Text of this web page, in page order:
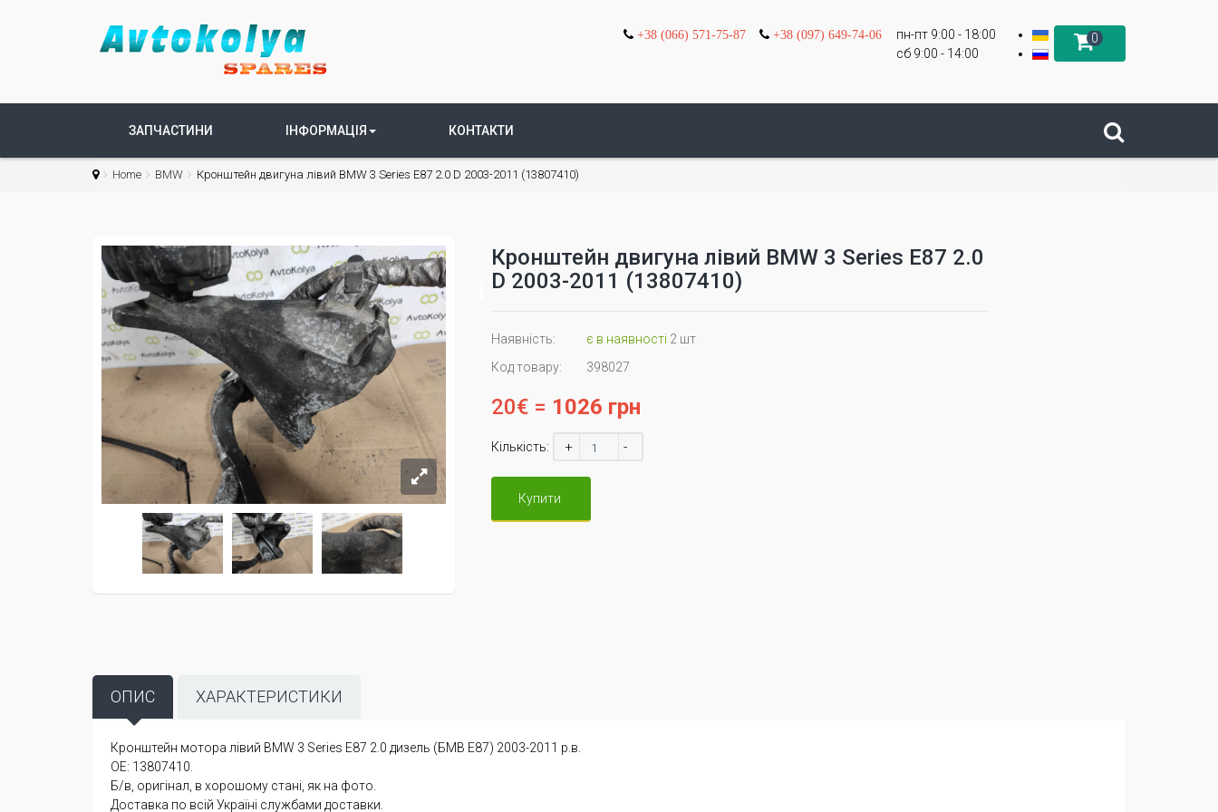
+38 (066) 571-75-87 +38 (097) 649-74-06
пн-пт 9:00 - 18:00
сб 9:00 - 14:00
0
ЗАПЧАСТИНИ ІНФОРМАЦІЯ КОНТАКТИ
Home BMW Кронштейн двигуна лівий BMW 3 Series E87 2.0 D 2003-2011 (13807410)
Кронштейн двигуна лівий BMW 3 Series E87 2.0
D 2003-2011 (13807410)
Наявність: є в наявності 2 шт
Код товару:
398027
20€ = 1026 грн
Кількість: + -
Купити
ОПИС ХАРАКТЕРИСТИКИ
Кронштейн мотора лівий BMW 3 Series E87 2.0 дизель (БМВ Е87) 2003-2011 р.в.
OE: 13807410.
Б/в, оригінал, в хорошому стані, як на фото.
Доставка по всій Україні службами доставки.